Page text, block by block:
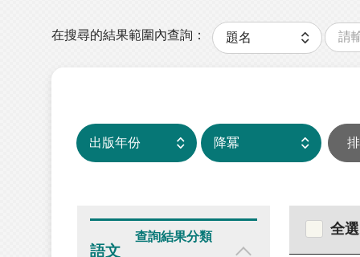
在搜尋的結果範圍內查詢：
類
字
查詢結果分類
語文
全選